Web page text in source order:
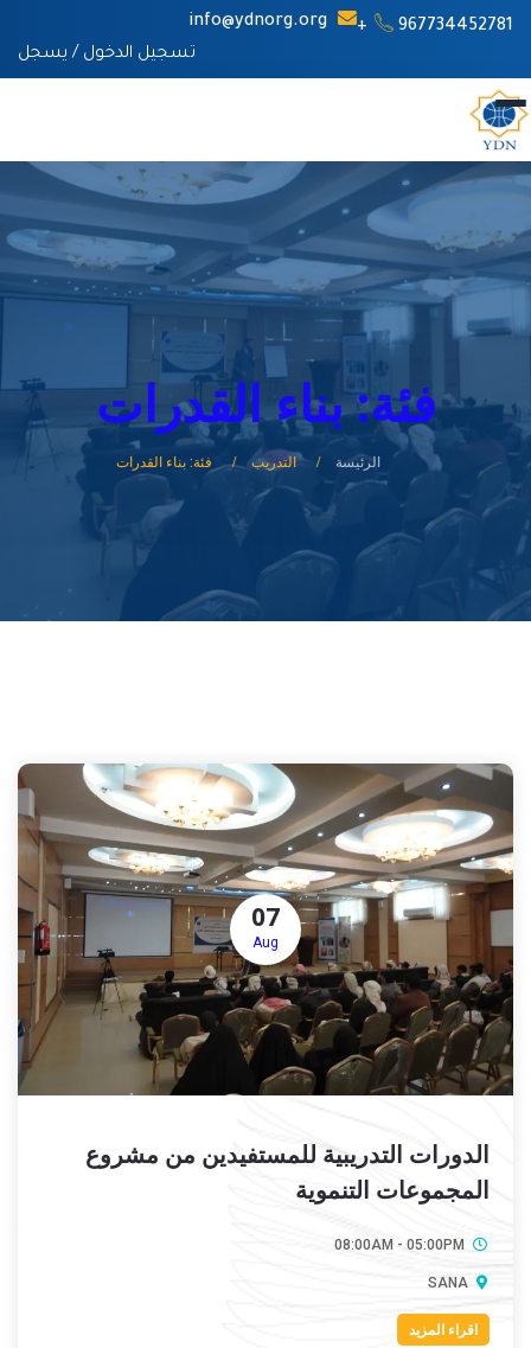
967734452781+
info@ydnorg.org
تسجيل الدخول / يسجل
فئة: بناء القدرات
الرئيسة التدريب فئة: بناء القدرات
07
Aug
الدورات التدريبية للمستفيدين من مشروع
المجموعات التنموية
08:00AM - 05:00PM
SANA
اقراء المزيد